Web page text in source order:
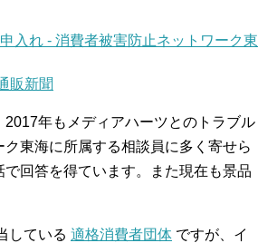
入れ - 消費者被害防止ネットワーク東
販新聞
年もメディアハーツとのトラブル
東海に所属する相談員に多く寄せら
回答を得ています。また現在も景品
している 適格消費者団体 ですが、イ